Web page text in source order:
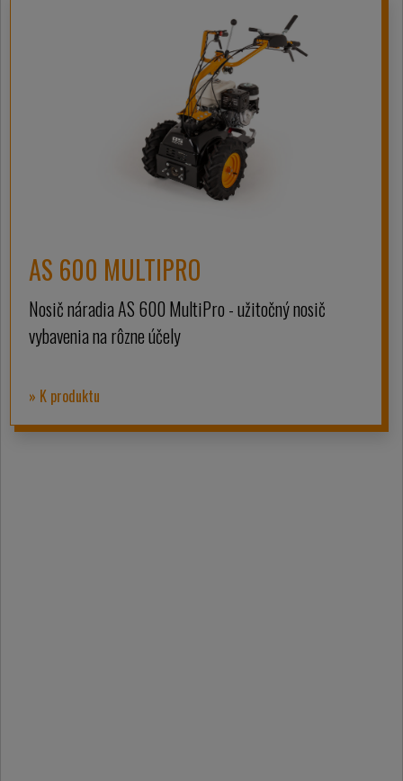
AS 600 MULTIPRO
Nosič náradia AS 600 MultiPro - užitočný nosič
vybavenia na rôzne účely
» K produktu